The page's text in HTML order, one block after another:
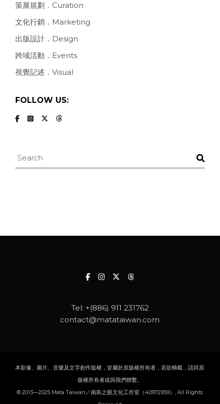
策展規劃．Curation
文化行銷．Marketing
出版設計．Design
跨域活動．Events
視覺記述．Visual
FOLLOW US:
Search
Tel: +(886) 911 231762
contact@matataiwan.com
本影像、圖片、音樂及文字創作版權，皆屬於原版權所有者，若欲轉載，請與原
版權所有者或與我們聯繫。
© 2013—2025 Mata Taiwan／南島之眼文化工作室（40972959）, All Rights